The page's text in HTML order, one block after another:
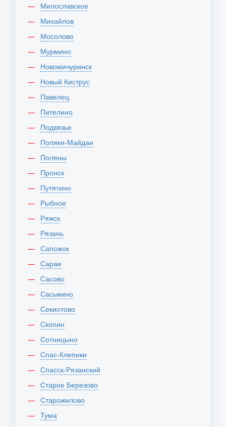
Милославское
Михайлов
Мосолово
Мурмино
Новомичуринск
Новый Киструс
Павелец
Пителино
Подвязье
Поляки-Майдан
Поляны
Пронск
Путятино
Рыбное
Ряжск
Рязань
Сапожок
Сараи
Сасово
Сасыкино
Секиотово
Скопин
Сотницыно
Спас-Клепики
Спасск-Рязанский
Старое Березово
Старожилово
Тума